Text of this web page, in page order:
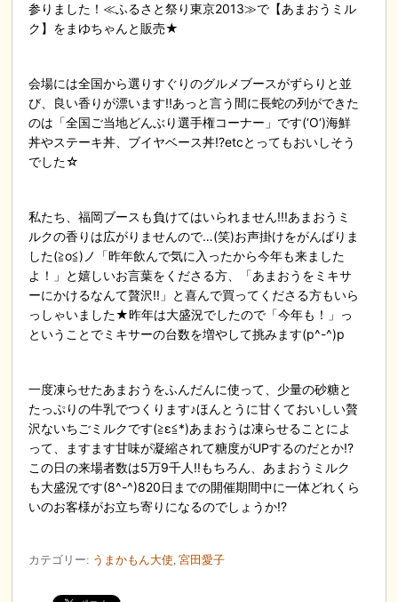
参りました！≪ふるさと祭り東京2013≫で【あまおうミル
ク】をまゆちゃんと販売★
会場には全国から選りすぐりのグルメブースがずらりと並
び、良い香りが漂います!!あっと言う間に長蛇の列ができた
のは「全国ご当地どんぶり選手権コーナー」です(‘O‘)海鮮
丼やステーキ丼、ブイヤベース丼!?etcとってもおいしそう
でした☆
私たち、福岡ブースも負けてはいられません!!!あまおうミ
ルクの香りは広がりませんので…(笑)お声掛けをがんばりま
した(≧o≦)ノ「昨年飲んで気に入ったから今年も来ました
よ！」と嬉しいお言葉をくださる方、「あまおうをミキサ
ーにかけるなんて贅沢!!」と喜んで買ってくださる方もいら
っしゃいました★昨年は大盛況でしたので「今年も！」っ
ということでミキサーの台数を増やして挑みます(p^-^)p
一度凍らせたあまおうをふんだんに使って、少量の砂糖と
たっぷりの牛乳でつくります♪ほんとうに甘くておいしい贅
沢ないちごミルクです(≧ε≦*)あまおうは凍らせることによ
って、ますます甘味が凝縮されて糖度がUPするのだとか!?
この日の来場者数は5万9千人!!もちろん、あまおうミルク
も大盛況です(8^-^)820日までの開催期間中に一体どれくら
いのお客様がお立ち寄りになるのでしょうか!?
カテゴリー: うまかもん大使,宮田愛子